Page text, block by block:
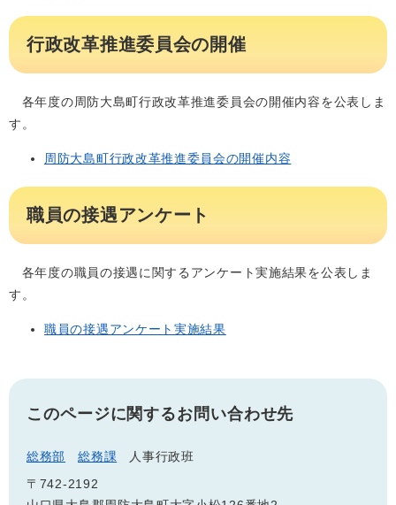
行政改革推進委員会の開催
各年度の周防大島町行政改革推進委員会の開催内容を公表しま
す。
周防大島町行政改革推進委員会の開催内容
職員の接遇アンケート
各年度の職員の接遇に関するアンケート実施結果を公表しま
す。
職員の接遇アンケート実施結果
このページに関するお問い合わせ先
総務部 総務課
人事行政班
〒742-2192